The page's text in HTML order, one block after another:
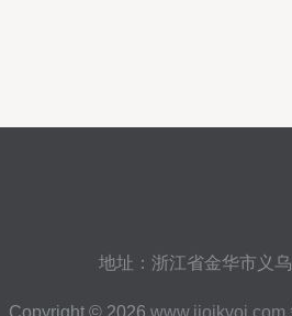
地址：浙江省金华市义
Copyright © 2026 www.jiojkyoi.com